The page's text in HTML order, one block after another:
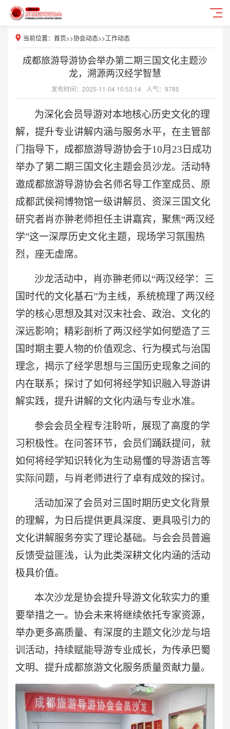
当前位置： 首页>>协会动态>>工作动态
成都旅游导游协会举办第二期三国文化主题沙
龙，溯源两汉经学智慧
发布时间：2025-11-04 10:53:14 人气：9785
为深化会员导游对本地核心历史文化的理
解，提升专业讲解内涵与服务水平， 在主管部
门指导下， 成都旅游导游协会于10月23日 成功
举办了第二期三国文化主题会员沙龙。活动特
邀成都旅游导游协会名师名导工作室成员、 原
成都武侯祠博物馆一级讲解员、资深三国文化
研究者肖亦翀老师担任主讲嘉宾， 聚焦“两汉经
学”这一深厚历史文化主题， 现场学习氛围热
烈，座无虚席。
沙龙活动中，肖亦翀老师以“两汉经学：三
国时代的文化基石”为主线，系统梳理了两汉经
学的核心思想及其对汉末社会、政治、文化的
深远影响；精彩剖析了两汉经学如何塑造了三
国时期主要人物的价值观念、行为模式与治国
理念，揭示了经学思想与三国历史现象之间的
内在联系；探讨了如何将经学知识融入导游讲
解实践，提升讲解的文化内涵与专业水准。
参会会员全程专注聆听，展现了高度的学
习积极性。在问答环节，会员们踊跃提问，就
如何将经学知识转化为生动易懂的导游语言等
实际问题，与肖老师进行了卓有成效的探讨。
活动加深了会员对三国时期历史文化背景
的理解，为日后提供更具深度、更具吸引力的
文化讲解服务夯实了理论基础。与会会员普遍
反馈受益匪浅，认为此类深耕文化内涵的活动
极具价值。
本次沙龙是协会提升导游文化软实力的重
要举措之一。协会未来将继续依托专家资源，
举办更多高质量、有深度的主题文化沙龙与培
训活动，持续赋能导游专业成长，为传承巴蜀
文明、提升成都旅游文化服务质量贡献力量。